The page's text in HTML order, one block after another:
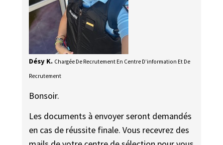
Désy K. Chargée De Recrutement En Centre D’information Et De
Recrutement
Bonsoir.
Les documents à envoyer seront demandés
en cas de réussite finale. Vous recevrez des